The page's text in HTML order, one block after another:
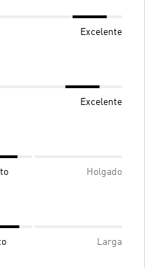
Excelente
Excelente
Holgado
Larga